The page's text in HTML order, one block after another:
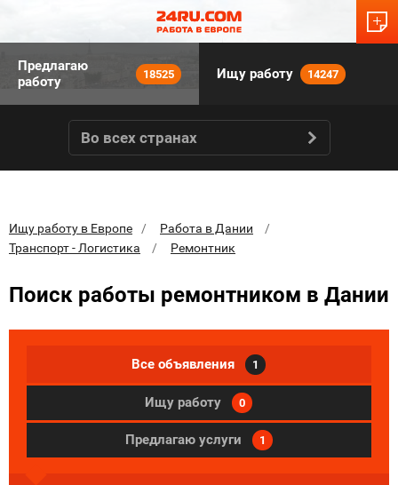
Предлагаю
работу
18525 Ищу работу 14247
Во всех странах
Ищу работу в Европе
Работа в Дании
Транспорт - Логистика
Ремонтник
Поиск работы ремонтником в Дании
Все объявления 1
Ищу работу 0
Предлагаю услуги 1